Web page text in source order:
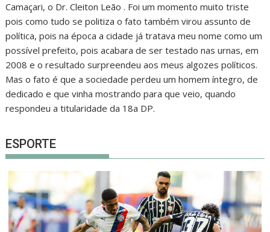
Camaçari, o Dr. Cleiton Leão . Foi um momento muito triste
pois como tudo se politiza o fato também virou assunto de
política, pois na época a cidade já tratava meu nome como um
possível prefeito, pois acabara de ser testado nas urnas, em
2008 e o resultado surpreendeu aos meus algozes políticos.
Mas o fato é que a sociedade perdeu um homem íntegro, de
dedicado e que vinha mostrando para que veio, quando
respondeu a titularidade da 18a DP.
ESPORTE